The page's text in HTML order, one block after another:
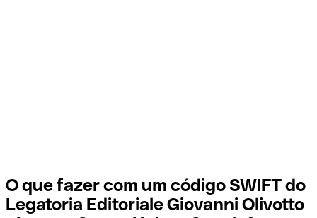
O que fazer com um código SWIFT do
Legatoria Editoriale Giovanni Olivotto